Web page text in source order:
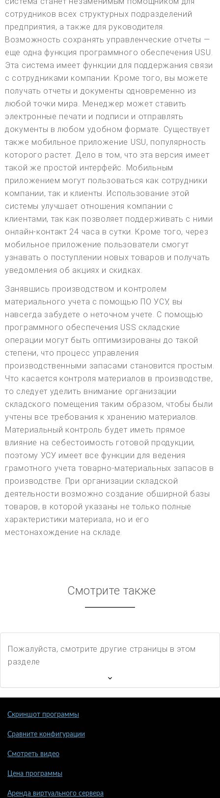
сотрудников всех структурных подразделений
предприятия, а также для руководителя.
Возможность сохранять управленческие отчеты —
еще одна функция программного обеспечения USU.
Эта система имеет функции для поддержания связи
с сотрудниками компании. Кроме того, вы можете
получать отчеты и документы одновременно из
любой точки мира. Менеджер может ставить
электронные печати и подписи и отправлять
документы в любом удобном формате. Существует
также мобильное приложение USU, популярность
которого растет. Дело в том, что эта версия имеет
такой же простой интерфейс. Мобильным
приложением могут пользоваться как сотрудники
компании, так и клиенты. Использование этой
системы улучшает отношения компании с
клиентами, так как позволяет поддерживать с ними
онлайн-контакт 24 часа в сутки. Кроме того, через
мобильное приложение пользователи смогут
узнавать о поступлении новых товаров и получать
уведомления об акциях и скидках.
Занявшись производством и контролем
материального учета с помощью ПО УСУ, вы
навсегда забудете о неточном учете. С помощью
программного обеспечения USS складские
операции могут быть оптимизированы до такой
степени, что процесс управления
производственными запасами становится простым.
Что касается контроля материалов в производстве,
то следует уделить внимание организации
складского помещения таким образом, чтобы были
учтены все требования к хранению материалов.
Материальный контроль будет иметь прямое
влияние на себестоимость готовой продукции,
поэтому УСУ имеет все функции для ведения
грамотного учета товарно-материальных запасов в
производстве. При организации складской
деятельности возможно создание обширной базы
товаров, в которой указаны не только полные
характеристики материала, но и его
местонахождение на складе.
Смотрите также
Пожалуйста, смотрите другие страницы в этом
разделе
Скриншот программы
Сравните конфигурации
Смотреть видео
Цена программы
Аренда виртуального сервера